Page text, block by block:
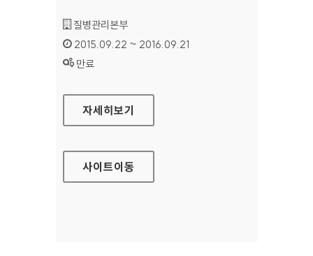
기관명 :
질병관리본부
인증기간 :
2015.09.22 ~ 2016.09.21
상태 :
만료
장기이식관리센터 홈페이지
자세히보기
사이트이동